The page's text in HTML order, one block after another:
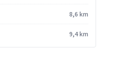
8,6 km
9,4 km